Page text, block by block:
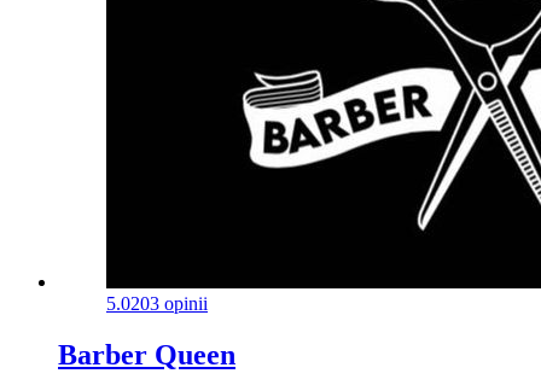
5.0203 opinii
Barber Queen